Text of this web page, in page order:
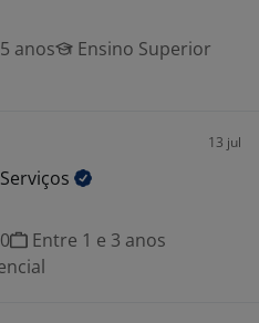
anos
Ensino Superior
13 jul
Serviços
Entre 1 e 3 anos